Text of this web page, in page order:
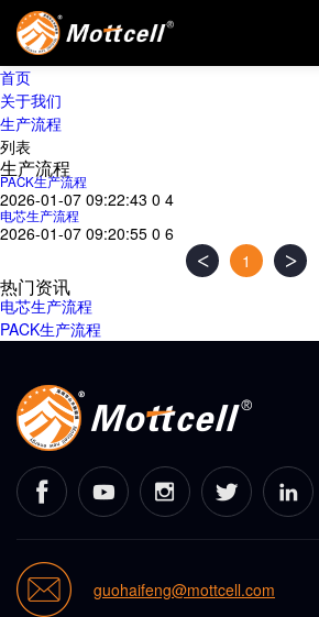
首页
关于我们
生产流程
列表
生产流程
PACK生产流程
2026-01-07 09:22:43 0 4
电芯生产流程
2026-01-07 09:20:55 0 6
< 1 >
热门资讯
电芯生产流程
PACK生产流程
guohaifeng@mottcell.com